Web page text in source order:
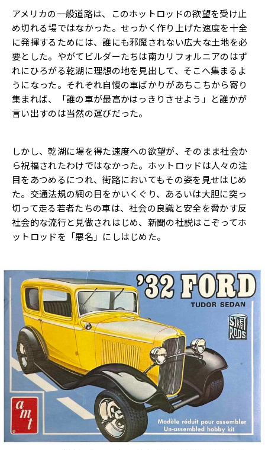
アメリカの一般道路は、このホットロッドの欲望を受け止
め切れる場ではなかった。せっかく作り上げた速度を十全
に発揮するためには、誰にも邪魔されない広大な土地を必
要とした。やがてビルダーたちは南カリフォルニアのはず
れにひろがる乾湖に理想の地を見出して、そこへ集まるよ
うになった。それぞれ自慢の車ばかりがあちこちから寄り
集まれば、「誰の車が最高かはっきりさせよう」と誰かが
言い出すのは当然の運びだった。
しかし、乾湖に場を得た速度への欲望が、そのまま社会か
ら祝福されたわけではなかった。ホットロッドは人々の注
目をあつめるにつれ、街路においてもその姿を見せはじめ
た。交通法規の網の目をかいくぐり、あるいは大胆に突っ
切って走る若者たちの車は、社会の良識と安全を脅かす反
社会的な流行と見做されはじめ、新聞の社説はこぞってホ
ットロッドを「悪名」にしはじめた。